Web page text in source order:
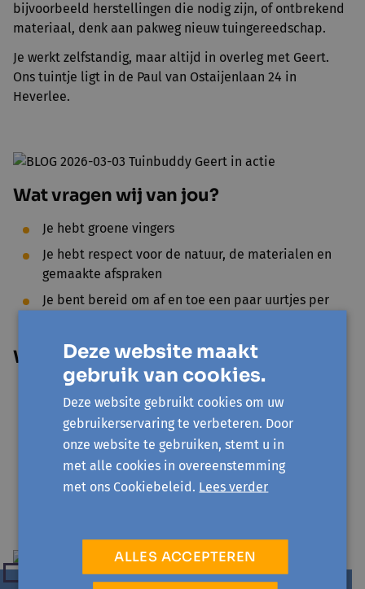
bijvoorbeeld herstellingen die nodig zijn, of ontbrekend
materiaal, denk aan pakweg nieuw tuingereedschap.
Je werkt zelfstandig, maar altijd in overleg met Geert.
Ons tuintje ligt in de Paul van Ostaijenlaan 24 in
Heverlee.
Wat vragen wij van jou?
Je hebt groene vingers
Je hebt respect voor de natuur, de materialen en
gemaakte afspraken
Je bent bereid om af en toe een paar uurtjes per
Wat bieden wij?
Een gezellige en groene werkomgeving
De kans om je tuinkennis te vergroten
Een fijne samenwerking met Geert
Vrijwilligerskostenvergoeding
Koffie en thee
Deze website maakt
gebruik van cookies.
Deze website gebruikt cookies om uw
gebruikerservaring te verbeteren. Door
onze website te gebruiken, stemt u in
met alle cookies in overeenstemming
met ons Cookiebeleid. Lees verder
ALLES ACCEPTEREN